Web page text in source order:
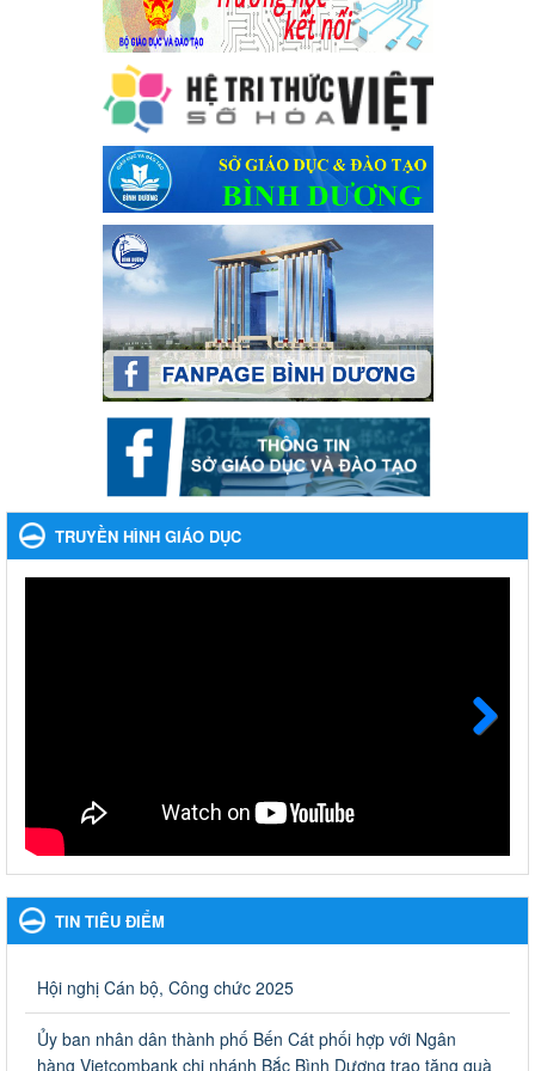
của Thủ tướng Chính phủ về tăng cường phòng ngừa, đấu
tranh tội phạm, vi phạm pháp luật liên quan đến hoạt động
tổ chức đánh bạc và đánh bạc
Kế hoạch thực hiện Chỉ thị số 16/CT-TTg ngày 27/05/2023 của
Thủ tướng Chính phủ về tăng cường phòng ngừa, đấu tranh tội
phạm, vi phạm pháp luật liên quan đến hoạt động tổ chức đánh
bạc và đánh bạc
Ngày ban hành: 04/03/2024
Kế hoạch Tổ chức Hội trại truyền thống học sinh thị xã Bến
Cát Lần thứ VIII, năm học 2023-2024
Kế hoạch Tổ chức Hội trại truyền thống học sinh thị xã Bến Cát
Lần thứ VIII, năm học 2023-2024
Ngày ban hành: 28/12/2023
Phối hợp rà soát nhu cầu tiêm vắc xin phòng Covid 19
Phối hợp rà soát nhu cầu tiêm vắc xin phòng Covid 19
Ngày ban hành: 22/11/2023
Phát động, triển khai Cuộc thi " An toàn giao thông cho nụ
cười ngày mai" dành cho học sinh và giáo viên trung học
năm học 2023-2024
Phát động, triển khai Cuộc thi " An toàn giao thông cho nụ cười
Nhắc nhỡ thực hiện thanh toán không dùng tiền mặt các
khoản thu trong nhà trường năm học 2023-2024 và các năm
Ngày ban hành: 27/09/2023
Hưởng ứng cuộc thi Tìm hiểu Luật Phòng, chống ma túy
Hưởng ứng cuộc thi Tìm hiểu Luật Phòng, chống ma túy
Ngày ban hành: 06/09/2023
bổng, hỗ trợ của Chương trình "Tiếp sức đến trường" năm
học 2023-2024
Về việc thống kê, lập danh sách đề xuất học sinh nhận học bổng,
TRUYỀN HÌNH GIÁO DỤC
TIN TIÊU ĐIỂM
Hội nghị Cán bộ, Công chức 2025
Ủy ban nhân dân thành phố Bến Cát phối hợp với Ngân
hàng Vietcombank chi nhánh Bắc Bình Dương trao tặng quà